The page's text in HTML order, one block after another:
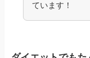
ています！